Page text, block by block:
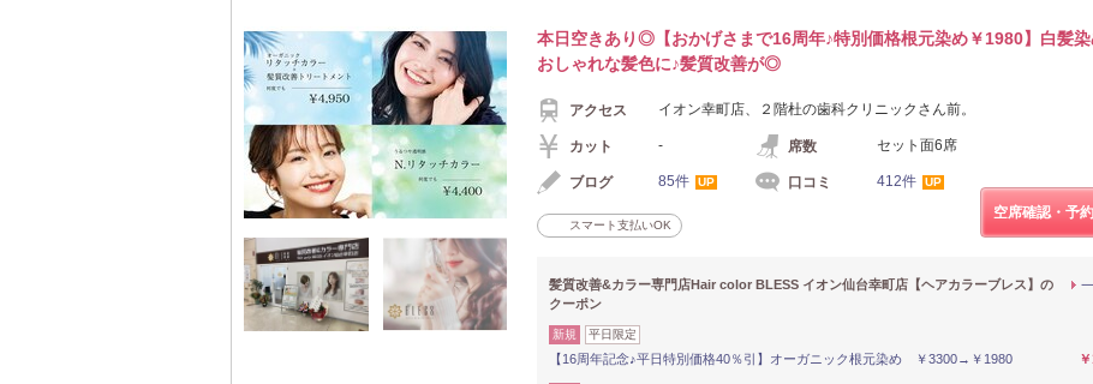
本日空きあり◎【おかげさまで16周年♪特別価格根元染め￥1980】白髪染
おしゃれな髪色に♪髪質改善が◎
アクセス イオン幸町店、２階杜の歯科クリニックさん前。
カット - 席数 セット面6席
ブログ 85件 UP 口コミ 412件 UP
スマート支払いOK
空席確認・予
髪質改善&カラー専門店Hair color BLESS イオン仙台幸町店【ヘアカラーブレス】の
クーポン
新規 平日限定
【16周年記念♪平日特別価格40％引】オーガニック根元染め ￥3300→￥1980